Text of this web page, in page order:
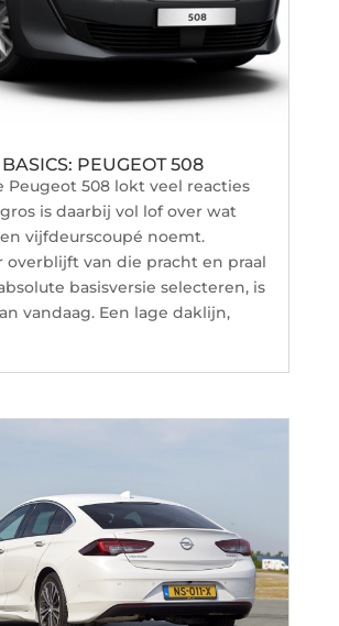
PEUGEOT 508
Peugeot 508 lokt veel reacties
is daarbij vol lof over wat
vijfdeurscoupé noemt.
overblijft van die pracht en praal
basisversie selecteren, is
vandaag. Een lage daklijn,